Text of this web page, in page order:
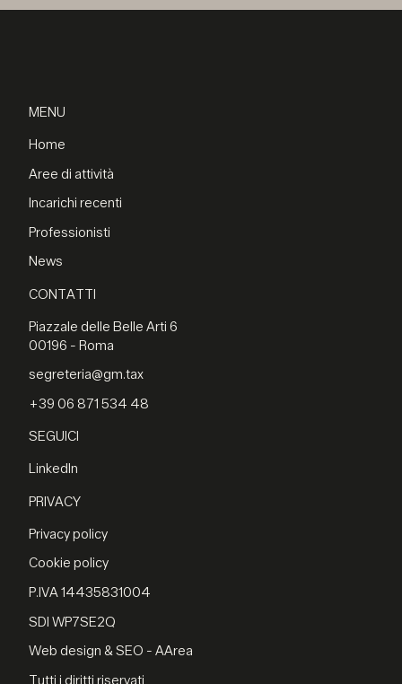
MENU
Home
Aree di attività
Incarichi recenti
Professionisti
News
CONTATTI
Piazzale delle Belle Arti 6
00196 - Roma
segreteria@gm.tax
+39 06 871 534 48
SEGUICI
LinkedIn
PRIVACY
Privacy policy
Cookie policy
P.IVA 14435831004
SDI WP7SE2Q
Web design & SEO - AArea
Tutti i diritti riservati